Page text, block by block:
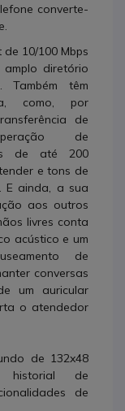
converte-
10/100 Mbps
diretório
têm
como, por
de
de
de até 200
e tons de
E ainda, a sua
aos outros
livres conta
acústico e um
de
conversas
um auricular
o atendedor
de 132x48
historial de
de